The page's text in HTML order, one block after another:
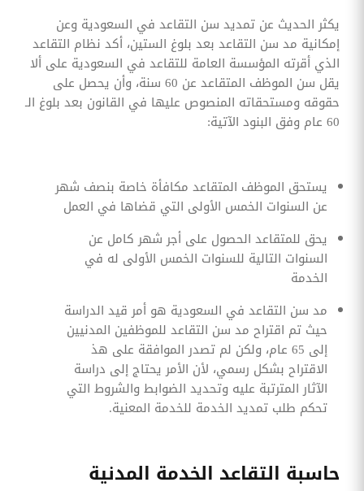
يكثر الحديث عن تمديد سن التقاعد في السعودية وعن
إمكانية مد سن التقاعد بعد بلوغ الستين، أكد نظام التقاعد
الذي أقرته المؤسسة العامة للتقاعد في السعودية على ألا
يقل سن الموظف المتقاعد عن 60 سنة، وأن يحصل على
حقوقه ومستحقاته المنصوص عليها في القانون بعد بلوغ الـ
60 عام وفق البنود الآتية:
يستحق الموظف المتقاعد مكافأة خاصة بنصف شهر
عن السنوات الخمس الأولى التي قضاها في العمل
يحق للمتقاعد الحصول على أجر شهر كامل عن
السنوات التالية للسنوات الخمس الأولى له في
الخدمة
مد سن التقاعد في السعودية هو أمر قيد الدراسة
حيث تم اقتراح مد سن التقاعد للموظفين المدنيين
إلى 65 عام، ولكن لم تصدر الموافقة على هذ
الاقتراح بشكل رسمي، لأن الأمر يحتاج إلى دراسة
الآثار المترتبة عليه وتحديد الضوابط والشروط التي
تحكم طلب تمديد الخدمة للخدمة المعنية.
حاسبة التقاعد الخدمة المدنية